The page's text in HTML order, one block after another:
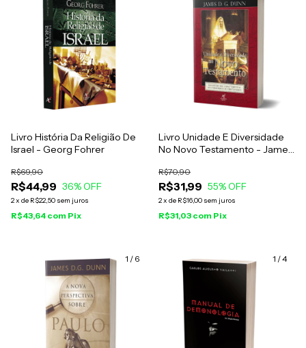
Livro História Da Religião De
Israel - Georg Fohrer
R$44,99
R$69,90
36% OFF
2x de R$22,50 sem juros
R$43,64 com Pix
Livro Unidade E Diversidade
No Novo Testamento - James
R$31,99
R$70,90
55% OFF
2x de R$16,00 sem juros
R$31,03 com Pix
1 / 6 1 /4